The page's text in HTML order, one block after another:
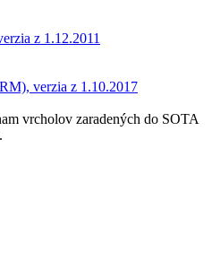
z 1.12.2011
verzia z 1.10.2017
vrcholov zaradených do SOTA